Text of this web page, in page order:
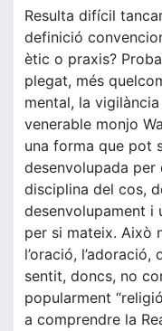
Resulta difícil
definició
ètic o praxis?
plegat, més
mental, la
venerable monjo
una forma que pot
desenvolupada per
disciplina del cos,
desenvolupament i
per si mateix. Això
l’oració,
sentit, doncs, no
popularment
a comprendre la